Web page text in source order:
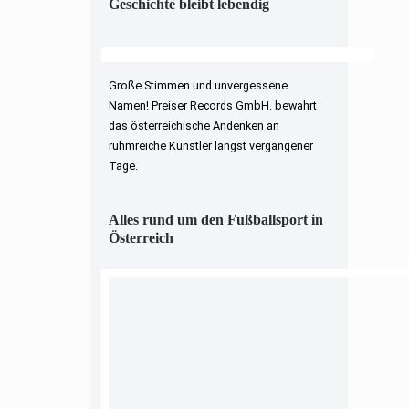
Geschichte bleibt lebendig
Große Stimmen und unvergessene
Namen! Preiser Records GmbH. bewahrt
das österreichische Andenken an
ruhmreiche Künstler längst vergangener
Tage.
Alles rund um den Fußballsport in
Österreich